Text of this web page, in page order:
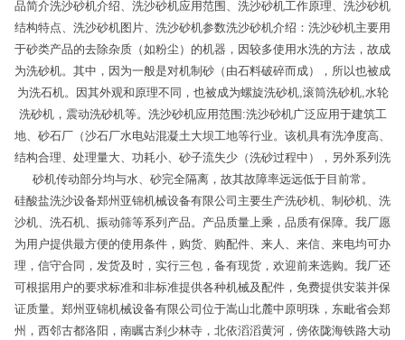
品简介洗沙砂机介绍、洗沙砂机应用范围、洗沙砂机工作原理、洗沙砂机
结构特点、洗沙砂机图片、洗沙砂机参数洗沙砂机介绍：洗沙砂机主要用
于砂类产品的去除杂质（如粉尘）的机器，因较多使用水洗的方法，故成
为洗砂机。其中，因为一般是对机制砂（由石料破碎而成），所以也被成
为洗石机。因其外观和原理不同，也被成为螺旋洗砂机,滚筒洗砂机,水轮
洗砂机，震动洗砂机等。洗沙砂机应用范围:洗沙砂机广泛应用于建筑工
地、砂石厂（沙石厂水电站混凝土大坝工地等行业。该机具有洗净度高、
结构合理、处理量大、功耗小、砂子流失少（洗砂过程中），另外系列洗
砂机传动部分均与水、砂完全隔离，故其故障率远远低于目前常。
硅酸盐洗沙设备郑州亚锦机械设备有限公司主要生产洗砂机、制砂机、洗
沙机、洗石机、振动筛等系列产品。产品质量上乘，品质有保障。我厂愿
为用户提供最方便的使用条件，购货、购配件、来人、来信、来电均可办
理，信守合同，发货及时，实行三包，备有现货，欢迎前来选购。我厂还
可根据用户的要求标准和非标准提供各种机械及配件，免费提供安装并保
证质量。郑州亚锦机械设备有限公司位于嵩山北麓中原明珠，东毗省会郑
州，西邻古都洛阳，南瞩古刹少林寺，北依滔滔黄河，傍依陇海铁路大动